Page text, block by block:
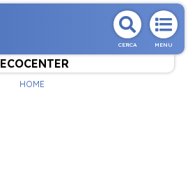
CERCA MENU
ECOCENTER
HOME